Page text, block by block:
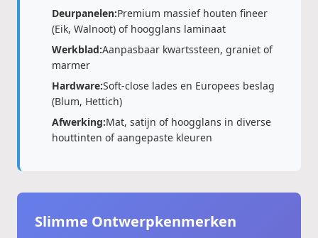
Deurpanelen:Premium massief houten fineer
(Eik, Walnoot) of hoogglans laminaat
Werkblad:Aanpasbaar kwartssteen, graniet of
marmer
Hardware:Soft-close lades en Europees beslag
(Blum, Hettich)
Afwerking:Mat, satijn of hoogglans in diverse
houttinten of aangepaste kleuren
Slimme Ontwerpkenmerken